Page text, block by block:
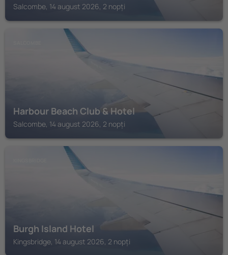
Salcombe, 14 august 2026, 2 nopți
Harbour Beach Club & Hotel
Salcombe, 14 august 2026, 2 nopți
Burgh Island Hotel
Kingsbridge, 14 august 2026, 2 nopți